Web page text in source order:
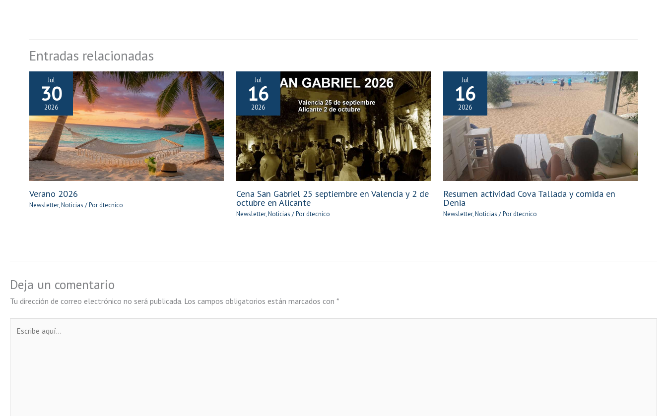
Entradas relacionadas
Jul
30
2026
Verano 2026
Newsletter,Noticias / Pordtecnico
Jul
16
2026
Cena San Gabriel 25 septiembre en Valencia y 2 de
octubre en Alicante
Newsletter,Noticias / Pordtecnico
Jul
16
2026
Resumen actividad Cova Tallada y comida en
Denia
Newsletter,Noticias / Pordtecnico
Deja un comentario
Tu dirección de correo electrónico no será publicada. Los campos obligatorios están marcados con *
aquí...